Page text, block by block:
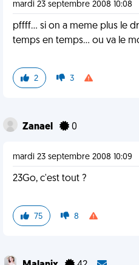
mardi 23 septembre 2008 10:08
pffff... si on a meme plus le
temps en temps... ou va le
2 3
Zanael 0
mardi 23 septembre 2008 10:09
23Go, c'est tout ?
75 8